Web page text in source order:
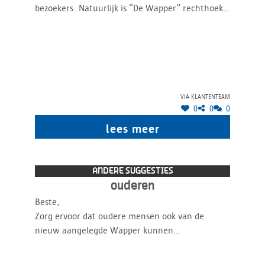
bezoekers. Natuurlijk is “De Wapper” rechthoekig
ook niet. Het aangenaam verblijven op “De
Wapper” zou de hoogte inschieten denk ik.
via klantenteam
0 0 0
lees meer
ANDERE SUGGESTIES
ouderen
Beste,
Zorg ervoor dat oudere mensen ook van de
nieuw aangelegde Wapper kunnen